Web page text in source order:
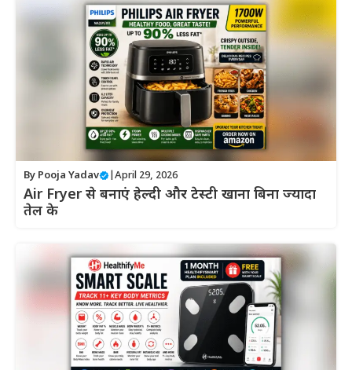
By Pooja Yadav April 29, 2026
Air Fryer से बनाएं हेल्दी और टेस्टी खाना बिना ज्यादा
तेल के